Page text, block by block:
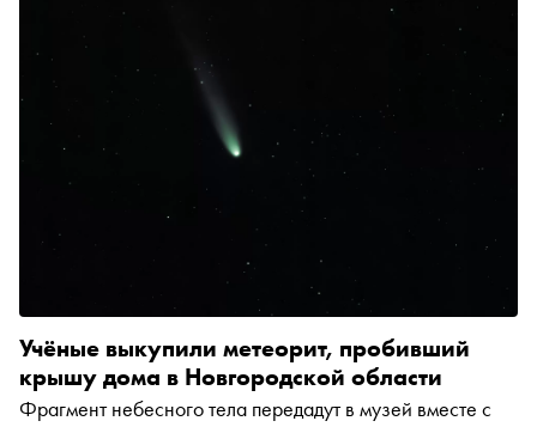
Учёные выкупили метеорит, пробивший
крышу дома в Новгородской области
Фрагмент небесного тела передадут в музей вместе с